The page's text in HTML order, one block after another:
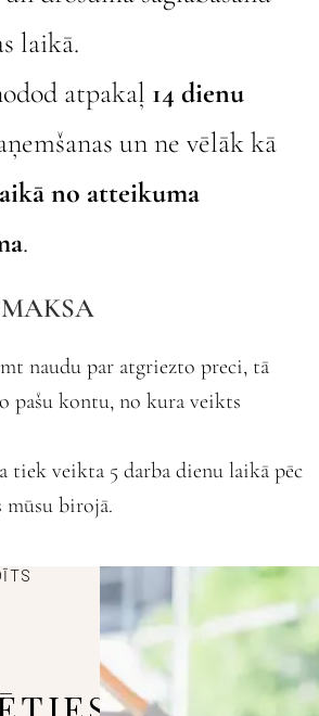
laikā.
atpakaļ 14 dienu
un ne vēlāk kā
no atteikuma
.
naudu par atgriezto preci, tā
pašu kontu, no kura veikts
tiek veikta 5 darba dienu laikā pēc
mūsu birojā.